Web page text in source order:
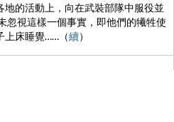
的活動上，向在武裝部隊中服役並
忽視這樣一個事實，即他們的犧牲使
上床睡覺……（續）